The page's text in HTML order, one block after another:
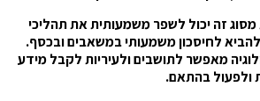
מסוג זה יכול לשפר משמעותית את תהליכי
לחיסכון משמעותי במשאבים ובכסף.
מאפשר לתושבים ולעיריות לקבל מידע
ולפעול בהתאם.